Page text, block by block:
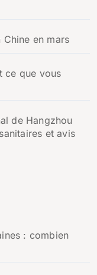
en mars
ce que vous
de Hangzhou
et avis
: combien